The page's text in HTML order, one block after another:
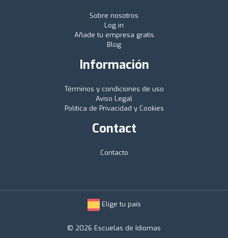
Sobre nosotros
Log in
Añade tu empresa gratis
Blog
Información
Términos y condiciones de uso
Aviso Legal
Política de Privacidad y Cookies
Contact
Contacto
Elige tu país
© 2026 Escuelas de Idiomas